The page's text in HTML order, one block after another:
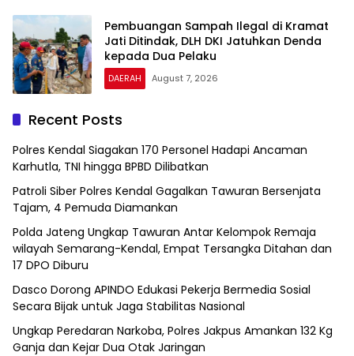
Pembuangan Sampah Ilegal di Kramat
Jati Ditindak, DLH DKI Jatuhkan Denda
kepada Dua Pelaku
DAERAH August 7, 2026
Recent Posts
Polres Kendal Siagakan 170 Personel Hadapi Ancaman
Karhutla, TNI hingga BPBD Dilibatkan
Patroli Siber Polres Kendal Gagalkan Tawuran Bersenjata
Tajam, 4 Pemuda Diamankan
Polda Jateng Ungkap Tawuran Antar Kelompok Remaja
wilayah Semarang-Kendal, Empat Tersangka Ditahan dan
17 DPO Diburu
Dasco Dorong APINDO Edukasi Pekerja Bermedia Sosial
Secara Bijak untuk Jaga Stabilitas Nasional
Ungkap Peredaran Narkoba, Polres Jakpus Amankan 132 Kg
Ganja dan Kejar Dua Otak Jaringan